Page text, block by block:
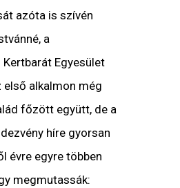
azóta is szívén
a
Egyesület
első alkalmon még
főzött együtt, de a
híre gyorsan
évre egyre többen
megmutassák: